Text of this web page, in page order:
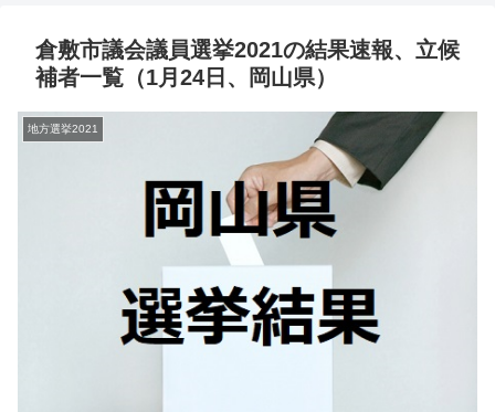
倉敷市議会議員選挙2021の結果速報、立候
補者一覧（1月24日、岡山県）
地方選挙2021